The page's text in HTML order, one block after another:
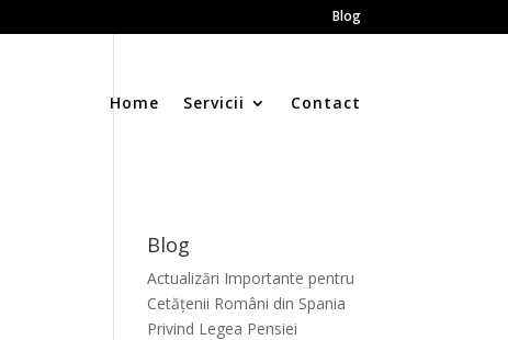
Blog
Home Servicii Contact
Blog
Actualizări Importante pentru
Cetățenii Români din Spania
Privind Legea Pensiei